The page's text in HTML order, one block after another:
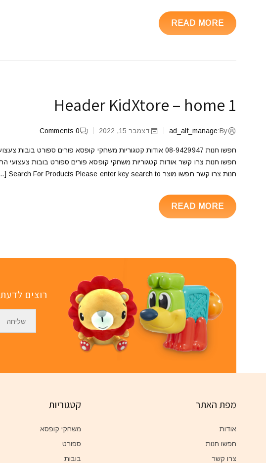
READ MORE
Header KidXtore – home 1
By:
ad_alf_manage דצמבר 15, 2022 0
Comments
חפשו חנות 08-9429947 אודות קטגוריות משחקי קופסא פורים
חפשו חנות צרו קשר אודות קטגוריות משחקי קופסא פורים ספורט בובות
חנות צרו קשר חפשו מוצר Search For Products Please enter key search to […]
READ MORE
רוצים
מפת האתר
אודות
חפשו חנות
צרו קשר
קטגוריות
משחקי קופסא
ספורט
בובות